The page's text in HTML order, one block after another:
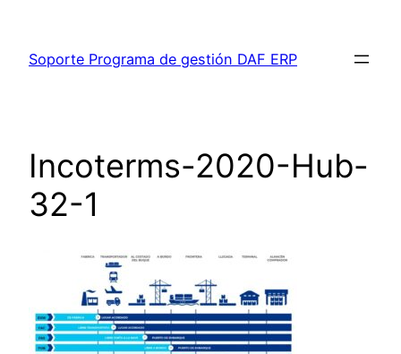
contenido
Soporte Programa de gestión DAF ERP
Incoterms-2020-Hub-
32-1